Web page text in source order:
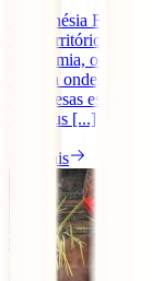
A Polinésia
Este território
autonomia, ocupa
Europa onde, se o
Marquesas
Pirenéus [...]
Ler mais